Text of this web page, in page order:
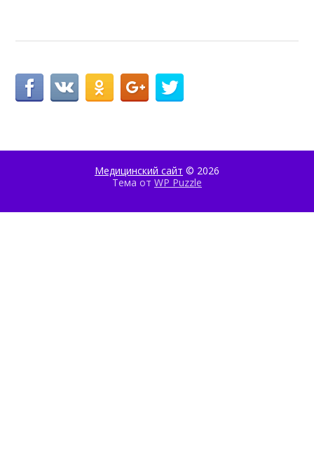
Медицинский сайт © 2026
Тема от WP Puzzle